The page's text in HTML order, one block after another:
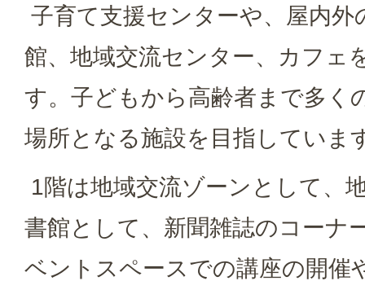
子育て支援センターや、屋内外
館、地域交流センター、カフェ
す。子どもから高齢者まで多く
場所となる施設を目指していま
1階は地域交流ゾーンとして、
書館として、新聞雑誌のコーナ
ベントスペースでの講座の開催